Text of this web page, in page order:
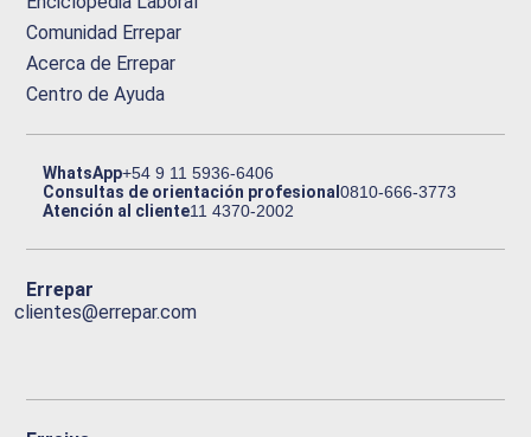
Comunidad Errepar
Acerca de Errepar
Centro de Ayuda
WhatsApp+54 9 11 5936-6406
Consultas de orientación profesional0810-666-3773
Atención al cliente11 4370-2002
Errepar
clientes@errepar.com